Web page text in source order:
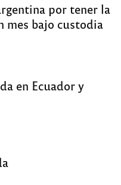
por tener la
mes bajo custodia
en Ecuador y